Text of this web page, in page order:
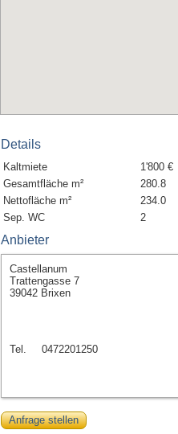
Details
Kaltmiete
1'800 €
Gesamtfläche m²
280.8
Nettofläche m²
234.0
Sep. WC
2
Anbieter
Castellanum
Trattengasse 7
39042 Brixen
Tel. 0472201250
Anfrage stellen